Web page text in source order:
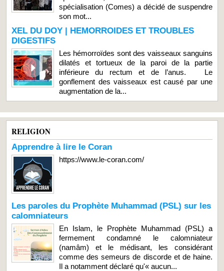
spécialisation (Comes) a décidé de suspendre
son mot...
XEL DU DOY | HEMORROIDES ET TROUBLES
DIGESTIFS
Les hémorroïdes sont des vaisseaux sanguins
dilatés et tortueux de la paroi de la partie
inférieure du rectum et de l’anus. Le
gonflement des vaisseaux est causé par une
augmentation de la...
RELIGION
Apprendre à lire le Coran
https://www.le-coran.com/
Les paroles du Prophète Muhammad (PSL) sur les
calomniateurs
En Islam, le Prophète Muhammad (PSL) a
fermement condamné le calomniateur
(namâm) et le médisant, les considérant
comme des semeurs de discorde et de haine.
Il a notamment déclaré qu'« aucun...